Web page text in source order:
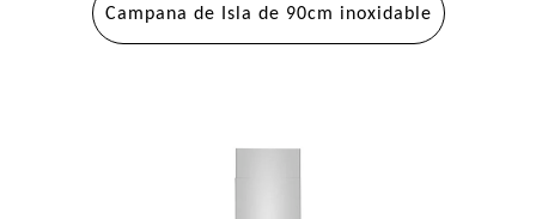
Campana de Isla de 90cm inoxidable